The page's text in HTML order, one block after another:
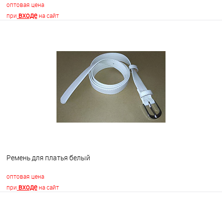
оптовая цена
при входена сайт
Недоступно
Ремень для платья белый
оптовая цена
при входена сайт